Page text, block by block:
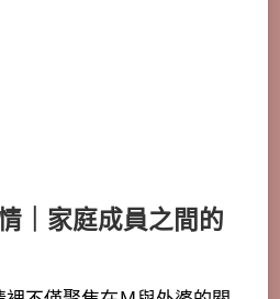
｜家庭成員之間的